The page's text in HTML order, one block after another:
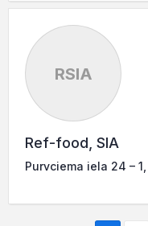
RSIA
Ref-food, SIA
Purvciema iela 24 –